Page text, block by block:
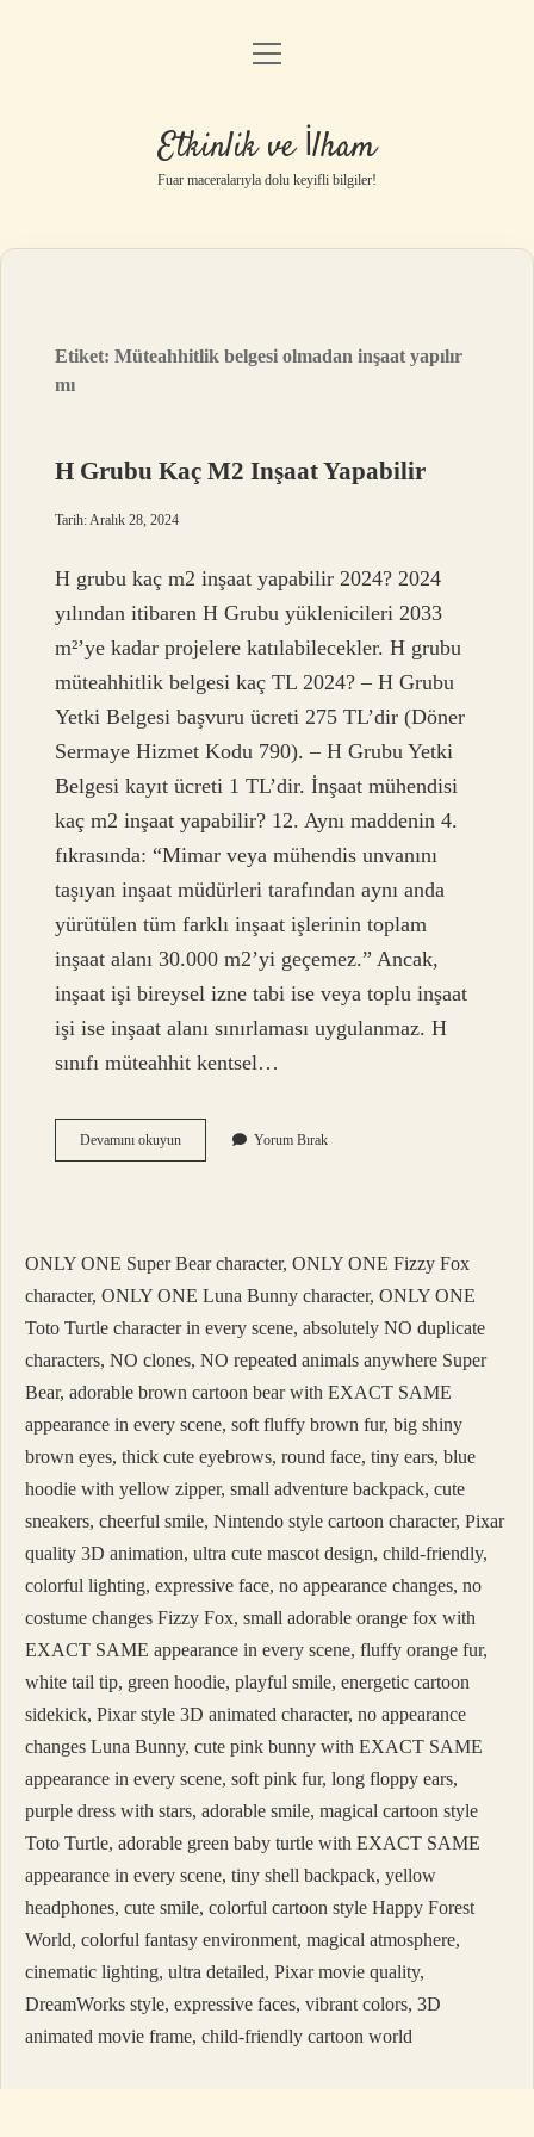
Anasayfa
Gizlilik Politikası
Yasal Uyarı
menüyü
Etkinlik ve İlham
Fuar maceralarıyla dolu keyifli bilgiler!
Etiket:Müteahhitlik belgesi olmadan inşaat yapılır
mı
H Grubu Kaç M2 Inşaat Yapabilir
Tarih: Aralık 28, 2024
H grubu kaç m2 inşaat yapabilir 2024? 2024
yılından itibaren H Grubu yüklenicileri 2033
m²’ye kadar projelere katılabilecekler. H grubu
müteahhitlik belgesi kaç TL 2024? – H Grubu
Yetki Belgesi başvuru ücreti 275 TL’dir (Döner
Sermaye Hizmet Kodu 790). – H Grubu Yetki
Belgesi kayıt ücreti 1 TL’dir. İnşaat mühendisi
kaç m2 inşaat yapabilir? 12. Aynı maddenin 4.
fıkrasında: “Mimar veya mühendis unvanını
taşıyan inşaat müdürleri tarafından aynı anda
yürütülen tüm farklı inşaat işlerinin toplam
inşaat alanı 30.000 m2’yi geçemez.” Ancak,
inşaat işi bireysel izne tabi ise veya toplu inşaat
işi ise inşaat alanı sınırlaması uygulanmaz. H
sınıfı müteahhit kentsel…
Devamını okuyunH
Grubu
Yorum Bırak
ONLY ONE Super Bear character, ONLY ONE Fizzy Fox
character, ONLY ONE Luna Bunny character, ONLY ONE
Toto Turtle character in every scene, absolutely NO duplicate
characters, NO clones, NO repeated animals anywhere Super
Bear, adorable brown cartoon bear with EXACT SAME
appearance in every scene, soft fluffy brown fur, big shiny
brown eyes, thick cute eyebrows, round face, tiny ears, blue
hoodie with yellow zipper, small adventure backpack, cute
sneakers, cheerful smile, Nintendo style cartoon character, Pixar
quality 3D animation, ultra cute mascot design, child-friendly,
colorful lighting, expressive face, no appearance changes, no
costume changes Fizzy Fox, small adorable orange fox with
EXACT SAME appearance in every scene, fluffy orange fur,
white tail tip, green hoodie, playful smile, energetic cartoon
sidekick, Pixar style 3D animated character, no appearance
changes Luna Bunny, cute pink bunny with EXACT SAME
appearance in every scene, soft pink fur, long floppy ears,
purple dress with stars, adorable smile, magical cartoon style
Toto Turtle, adorable green baby turtle with EXACT SAME
appearance in every scene, tiny shell backpack, yellow
headphones, cute smile, colorful cartoon style Happy Forest
World, colorful fantasy environment, magical atmosphere,
cinematic lighting, ultra detailed, Pixar movie quality,
DreamWorks style, expressive faces, vibrant colors, 3D
animated movie frame, child-friendly cartoon world